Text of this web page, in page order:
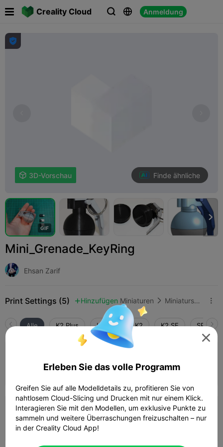
Creality Cloud   Anmeldung

 3D-Vorschau Finde ähnliche
GIF

Mini_Grenade_KeyRing
Ehsan Zarif
Print Settings (5)  Hinzufügen Miniaturen  Miniaturspiele & Zubehör 
Alle K2 Plus K2 Pro K2 K2 SE SPARKX
 54m 11s  1 plates  16.79g
0,2 mm Schicht, 3 Wände, 15% Füllung
 01h 0m

Erleben Sie das volle Programm
Greifen Sie auf alle Modelldetails zu, profitieren Sie von
nahtlosem Cloud-Slicing und Drucken mit nur einem Klick.
Interagieren Sie mit den Modellen, um exklusive Punkte zu
sammeln und weitere Überraschungen freizuschalten – nur
in der Creality Cloud App!